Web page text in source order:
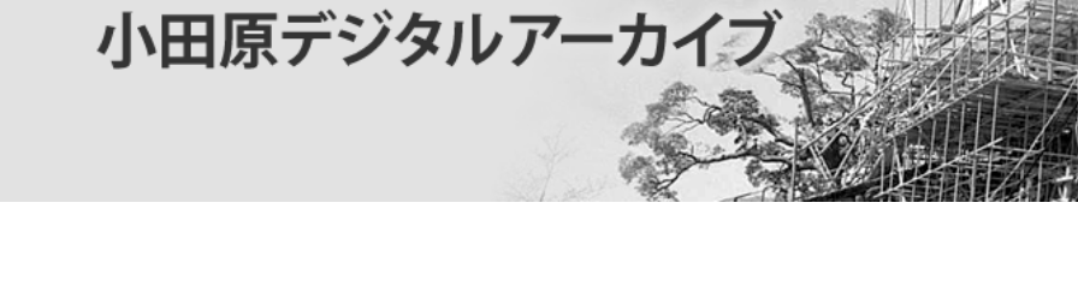
高校生・大学生など
妊産婦
防災・安全
福祉・健康
環境・エネルギー
デジタル推進課
契約検査課
市税総務課
市民税課
資産税課